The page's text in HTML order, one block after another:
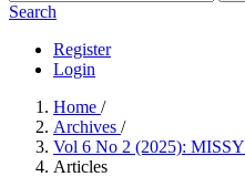
Search
Register
Login
Home /
Archives /
Vol 6 No 2 (2025): MISSY
Articles